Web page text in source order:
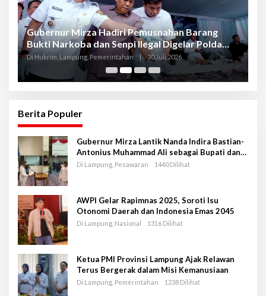
Gubernur Mirza Hadiri Pemusnahan Barang
Bukti Narkoba dan Senpi Ilegal Digelar Polda
Lampung
Di Hukrim, Lampung, Pemerintahan | 30 Juli 2026
Berita Populer
Gubernur Mirza Lantik Nanda Indira Bastian-
Antonius Muhammad Ali sebagai Bupati dan
Wakil Bupati Pesawaran Periode 2025-2030
Di Lampung, Pesawaran 1440 Dilihat
AWPI Gelar Rapimnas 2025, Soroti Isu
Otonomi Daerah dan Indonesia Emas 2045
Di Lampung, Nasional 1316 Dilihat
Ketua PMI Provinsi Lampung Ajak Relawan
Terus Bergerak dalam Misi Kemanusiaan
Di Lampung, Pemerintahan 1238 Dilihat